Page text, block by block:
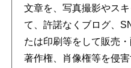
文章を、写真撮影やス
て、許諾なくブログ、
たは印刷等をして販売
著作権、肖像権等を侵